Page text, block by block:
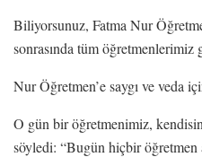
Biliyorsunuz, Fatma Nur
sonrasında tüm öğretmenlerimiz
Nur Öğretmen’e saygı ve veda
O gün bir öğretmenimiz,
söyledi: “Bugün hiçbir öğretmen